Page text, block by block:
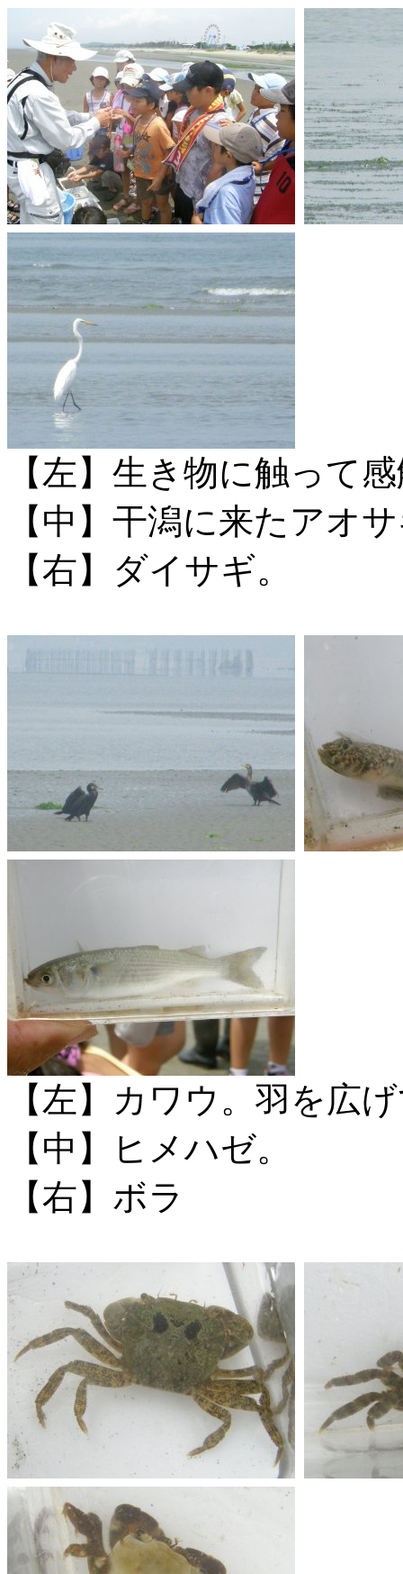
【左】生き物に触って
【中】干潟に来たアオ
【右】ダイサギ。
【左】カワウ。羽を広
【中】ヒメハゼ。
【右】ボラ